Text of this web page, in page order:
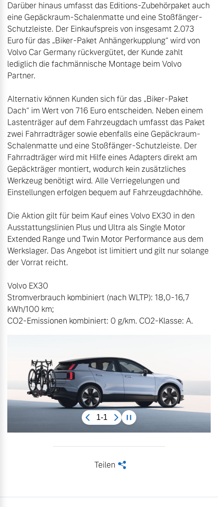
Darüber hinaus umfasst das Editions-Zubehörpaket auch
eine Gepäckraum-Schalenmatte und eine Stoßfänger-
Schutzleiste. Der Einkaufspreis von insgesamt 2.073
Euro für das „Biker-Paket Anhängerkupplung“ wird von
Volvo Car Germany rückvergütet, der Kunde zahlt
lediglich die fachmännische Montage beim Volvo
Partner.
Alternativ können Kunden sich für das „Biker-Paket
Dach“ im Wert von 716 Euro entscheiden. Neben einem
Lastenträger auf dem Fahrzeugdach umfasst das Paket
zwei Fahrradträger sowie ebenfalls eine Gepäckraum-
Schalenmatte und eine Stoßfänger-Schutzleiste. Der
Fahrradträger wird mit Hilfe eines Adapters direkt am
Gepäckträger montiert, wodurch kein zusätzliches
Werkzeug benötigt wird. Alle Verriegelungen und
Einstellungen erfolgen bequem auf Fahrzeugdachhöhe.
Die Aktion gilt für beim Kauf eines Volvo EX30 in den
Ausstattungslinien Plus und Ultra als Single Motor
Extended Range und Twin Motor Performance aus dem
Werkslager. Das Angebot ist limitiert und gilt nur solange
der Vorrat reicht.
Volvo EX30
Stromverbrauch kombiniert (nach WLTP): 18,0-16,7
kWh/100 km;
CO2-Emissionen kombiniert: 0 g/km. CO2-Klasse: A.
1-1
Teilen <